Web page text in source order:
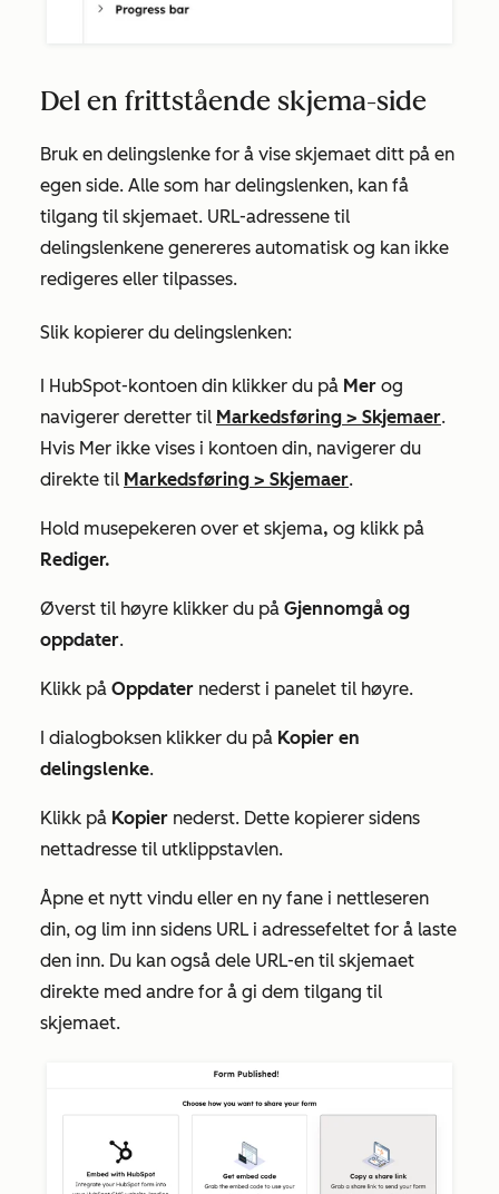
Del en frittstående skjema-side
Bruk en delingslenke for å vise skjemaet ditt på en
egen side. Alle som har delingslenken, kan få
tilgang til skjemaet. URL-adressene til
delingslenkene genereres automatisk og kan ikke
redigeres eller tilpasses.
Slik kopierer du delingslenken:
I HubSpot-kontoen din klikker du på Mer og
navigerer deretter til Markedsføring > Skjemaer.
Hvis Mer ikke vises i kontoen din, navigerer du
direkte til Markedsføring > Skjemaer.
Hold musepekeren over et skjema, og klikk på
Rediger.
Øverst til høyre klikker du på Gjennomgå og
oppdater.
Klikk på Oppdater nederst i panelet til høyre.
I dialogboksen klikker du på Kopier en
delingslenke.
Klikk på Kopier nederst. Dette kopierer sidens
nettadresse til utklippstavlen.
Åpne et nytt vindu eller en ny fane i nettleseren
din, og lim inn sidens URL i adressefeltet for å laste
den inn. Du kan også dele URL-en til skjemaet
direkte med andre for å gi dem tilgang til
skjemaet.